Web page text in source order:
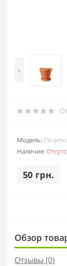
‹
Модель:
Наличие:
50 грн.
Обзор
Отзывы (0)